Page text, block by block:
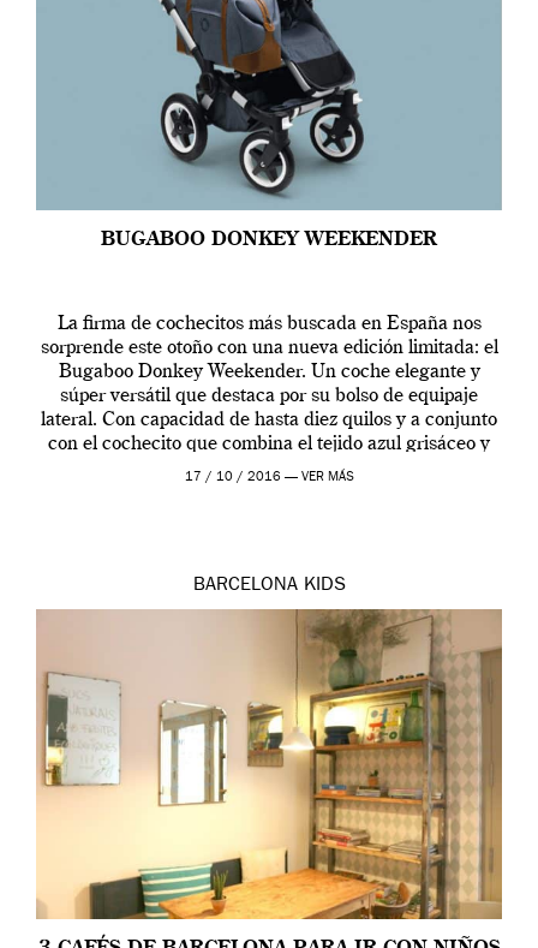
BUGABOO DONKEY WEEKENDER
La firma de cochecitos más buscada en España nos
sorprende este otoño con una nueva edición limitada: el
Bugaboo Donkey Weekender. Un coche elegante y
súper versátil que destaca por su bolso de equipaje
lateral. Con capacidad de hasta diez quilos y a conjunto
con el cochecito que combina el tejido azul grisáceo y
remaches […]
17 / 10 / 2016 — VER MÁS
BARCELONA KIDS